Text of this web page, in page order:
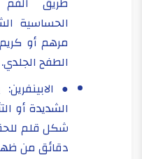
الحساسية
مرهم أو
الطفح الجلدي.
●
الشديدة أو
شكل قلم
دقائق من